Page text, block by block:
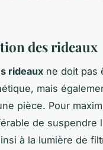
des rideaux
rideaux ne doit pas
mais
pièce. Pour
de
à la lumière de